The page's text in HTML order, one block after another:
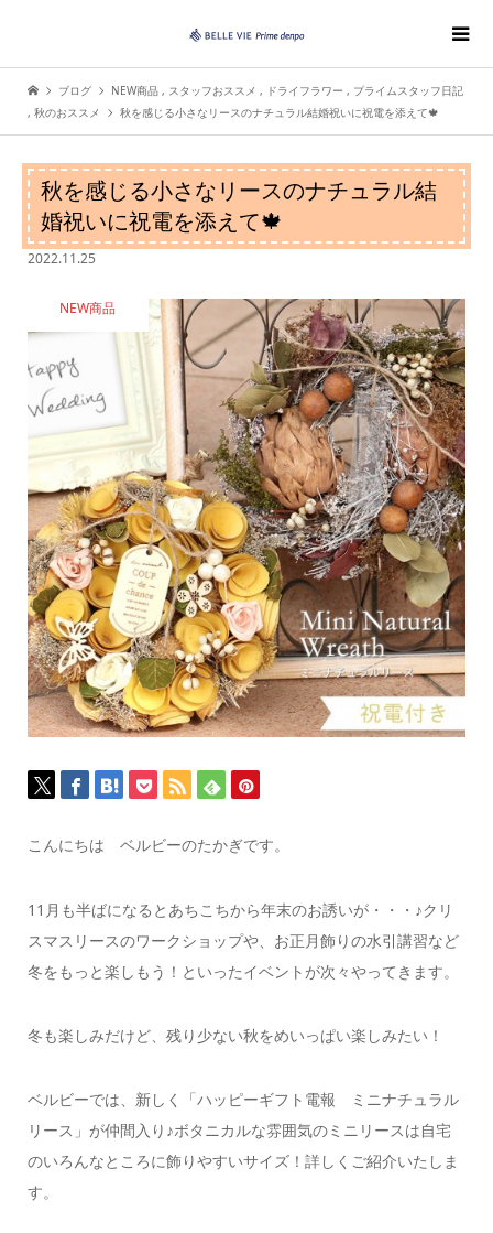
ブログ NEW商品 , スタッフおススメ , ドライフラワー , プライムスタッフ日記
, 秋のおススメ 秋を感じる小さなリースのナチュラル結婚祝いに祝電を添えて🍁
秋を感じる小さなリースのナチュラル結
婚祝いに祝電を添えて🍁
2022.11.25
NEW商品
こんにちは ベルビーのたかぎです。
11月も半ばになるとあちこちから年末のお誘いが・・・♪クリ
スマスリースのワークショップや、お正月飾りの水引講習など
冬をもっと楽しもう！といったイベントが次々やってきます。
冬も楽しみだけど、残り少ない秋をめいっぱい楽しみたい！
ベルビーでは、新しく「ハッピーギフト電報 ミニナチュラル
リース」が仲間入り♪ボタニカルな雰囲気のミニリースは自宅
のいろんなところに飾りやすいサイズ！ 詳しくご紹介いたしま
す。